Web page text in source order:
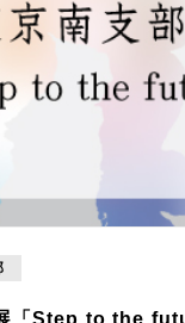
「Step to the